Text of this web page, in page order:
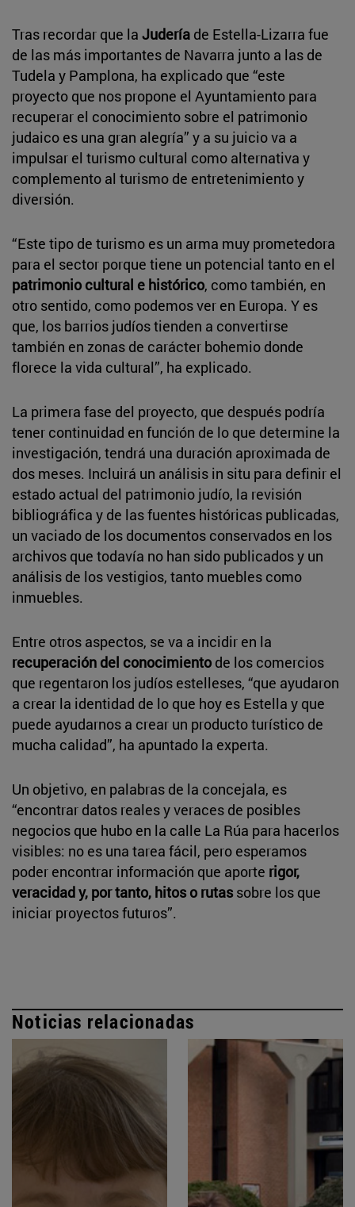
Tras recordar que la Judería de Estella-Lizarra fue
de las más importantes de Navarra junto a las de
Tudela y Pamplona, ha explicado que “este
proyecto que nos propone el Ayuntamiento para
recuperar el conocimiento sobre el patrimonio
judaico es una gran alegría” y a su juicio va a
impulsar el turismo cultural como alternativa y
complemento al turismo de entretenimiento y
diversión.
“Este tipo de turismo es un arma muy prometedora
para el sector porque tiene un potencial tanto en el
patrimonio cultural e histórico, como también, en
otro sentido, como podemos ver en Europa. Y es
que, los barrios judíos tienden a convertirse
también en zonas de carácter bohemio donde
florece la vida cultural”, ha explicado.
La primera fase del proyecto, que después podría
tener continuidad en función de lo que determine la
investigación, tendrá una duración aproximada de
dos meses. Incluirá un análisis in situ para definir el
estado actual del patrimonio judío, la revisión
bibliográfica y de las fuentes históricas publicadas,
un vaciado de los documentos conservados en los
archivos que todavía no han sido publicados y un
análisis de los vestigios, tanto muebles como
inmuebles.
Entre otros aspectos, se va a incidir en la
recuperación del conocimiento de los comercios
que regentaron los judíos estelleses, “que ayudaron
a crear la identidad de lo que hoy es Estella y que
puede ayudarnos a crear un producto turístico de
mucha calidad”, ha apuntado la experta.
Un objetivo, en palabras de la concejala, es
“encontrar datos reales y veraces de posibles
negocios que hubo en la calle La Rúa para hacerlos
visibles: no es una tarea fácil, pero esperamos
poder encontrar información que aporte rigor,
veracidad y, por tanto, hitos o rutassobre los que
iniciar proyectos futuros”.
Noticias relacionadas